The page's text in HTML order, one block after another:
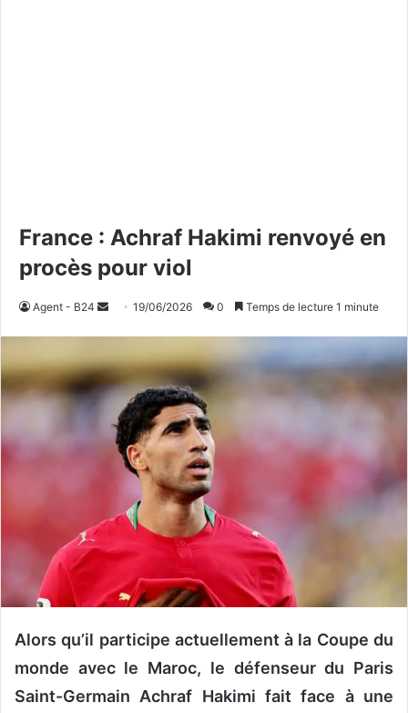
France : Achraf Hakimi renvoyé en
procès pour viol
Agent - B24
o
y
r
o
r
e
19/06/2026 0 Temps de lecture 1 minute
Alors qu’il participe actuellement à la Coupe du
monde avec le Maroc, le défenseur du Paris
Saint-Germain Achraf Hakimi fait face à une